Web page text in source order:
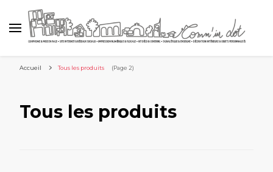
Accueil Tous les produits (Page 2)
Tous les produits